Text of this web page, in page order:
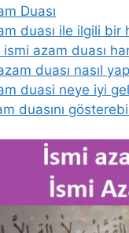
Duası
duası ile ilgili
ismi azam duası
duası nasıl
duasi neye iyi
duasını